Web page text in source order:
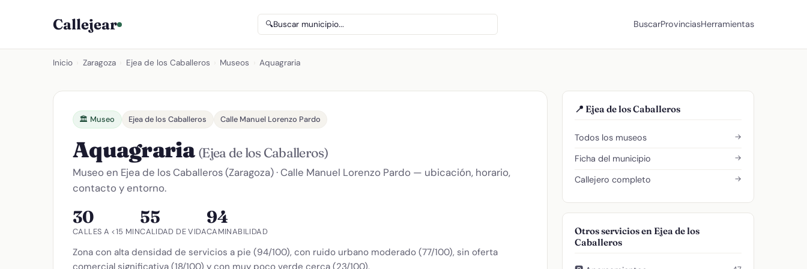
Callejear 🔍Buscar municipio... BuscarProvinciasHerramientas
Inicio Zaragoza Ejea de los Caballeros Museos Aquagraria
🏛️ Museo Ejea de los Caballeros Calle Manuel Lorenzo Pardo
Aquagraria (Ejea de los Caballeros)
Museo en Ejea de los Caballeros (Zaragoza) · Calle Manuel Lorenzo Pardo — ubicación, horario,
contacto y entorno.
30
CALLES A <15 MIN
55
CALIDAD DE VIDA
94
CAMINABILIDAD
Zona con alta densidad de servicios a pie (94/100), con ruido urbano moderado (77/100), sin oferta
comercial significativa (18/100) y con muy poco verde cerca (23/100).
📍 Ejea de los Caballeros
Todos los museos →
Ficha del municipio →
Callejero completo →
Otros servicios en Ejea de los
Caballeros